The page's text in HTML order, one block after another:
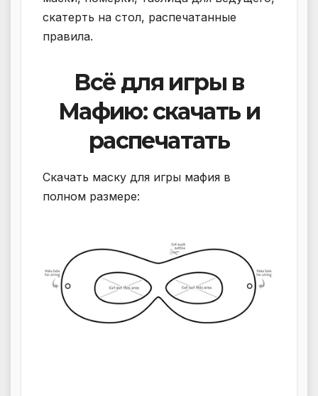
скатерть на стол, распечатанные
правила.
Всё для игры в
Мафию: скачать и
распечатать
Скачать маску для игры мафия в
полном размере: